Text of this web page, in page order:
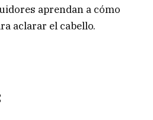
aprendan a cómo
aclarar el cabello.